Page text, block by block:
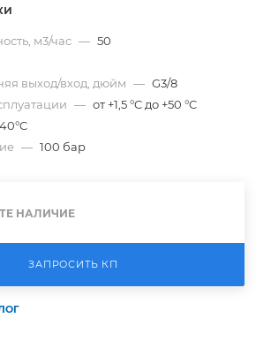
м3/час — 50
выход/вход, дюйм — G3/8
— от +1,5 °C до +50 °C
— 100 бар
НАЛИЧИЕ
ЗАПРОСИТЬ КП